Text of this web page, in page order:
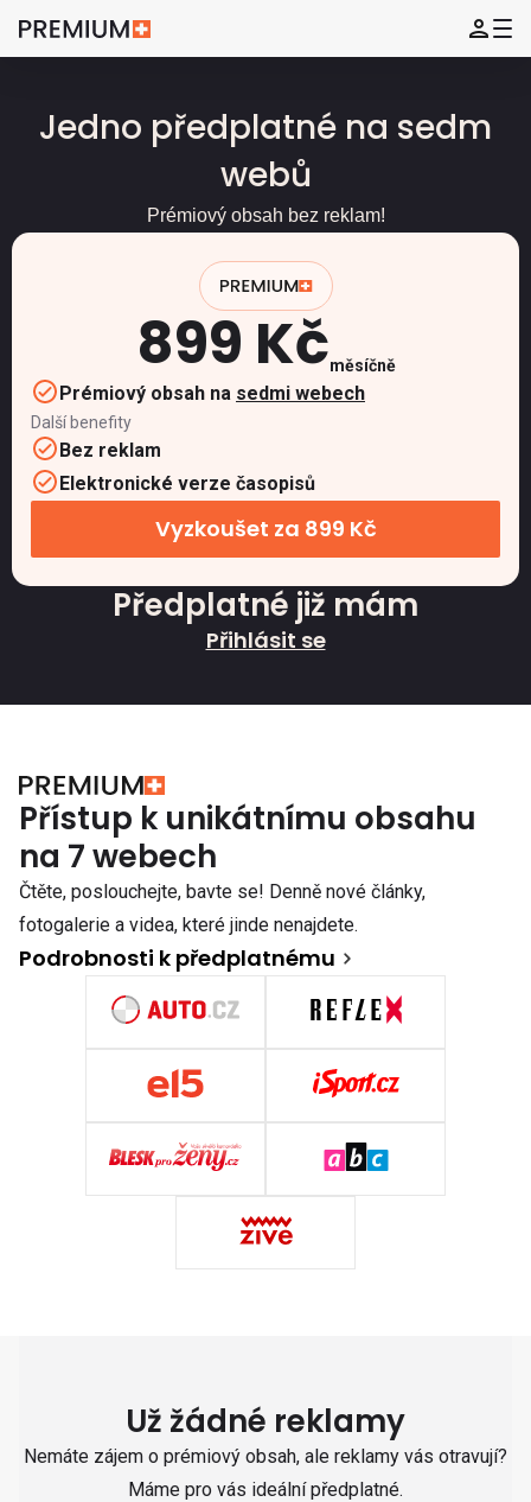
Jedno předplatné na sedm
webů
Prémiový obsah bez reklam!
899 Kčměsíčně
Prémiový obsah na sedmi webech
Další benefity
Bez reklam
Elektronické verze časopisů
Vyzkoušet za 899 Kč
Předplatné již mám
Přihlásit se
Přístup k unikátnímu obsahu
na 7 webech
Čtěte, poslouchejte, bavte se! Denně nové články,
fotogalerie a videa, které jinde nenajdete.
Podrobnosti k předplatnému
Už žádné reklamy
Nemáte zájem o prémiový obsah, ale reklamy vás otravují?
Máme pro vás ideální předplatné.